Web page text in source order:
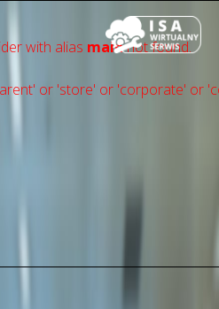
with alias mainnot found.
or 'store' or 'сorporate' or